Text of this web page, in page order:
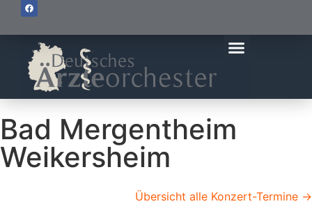
Bad Mergentheim
Weikersheim
Übersicht alle Konzert-Termine ->